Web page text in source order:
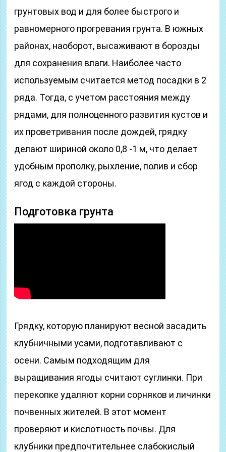
грунтовых вод и для более быстрого и
равномерного прогревания грунта. В южных
районах, наоборот, высаживают в борозды
для сохранения влаги. Наиболее часто
используемым считается метод посадки в 2
ряда. Тогда, с учетом расстояния между
рядами, для полноценного развития кустов и
их проветривания после дождей, грядку
делают шириной около 0,8 -1 м, что делает
удобным прополку, рыхление, полив и сбор
ягод с каждой стороны.
Подготовка грунта
Грядку, которую планируют весной засадить
клубничными усами, подготавливают с
осени. Самым подходящим для
выращивания ягоды считают суглинки. При
перекопке удаляют корни сорняков и личинки
почвенных жителей. В этот момент
проверяют и кислотность почвы. Для
клубники предпочтительнее слабокислый